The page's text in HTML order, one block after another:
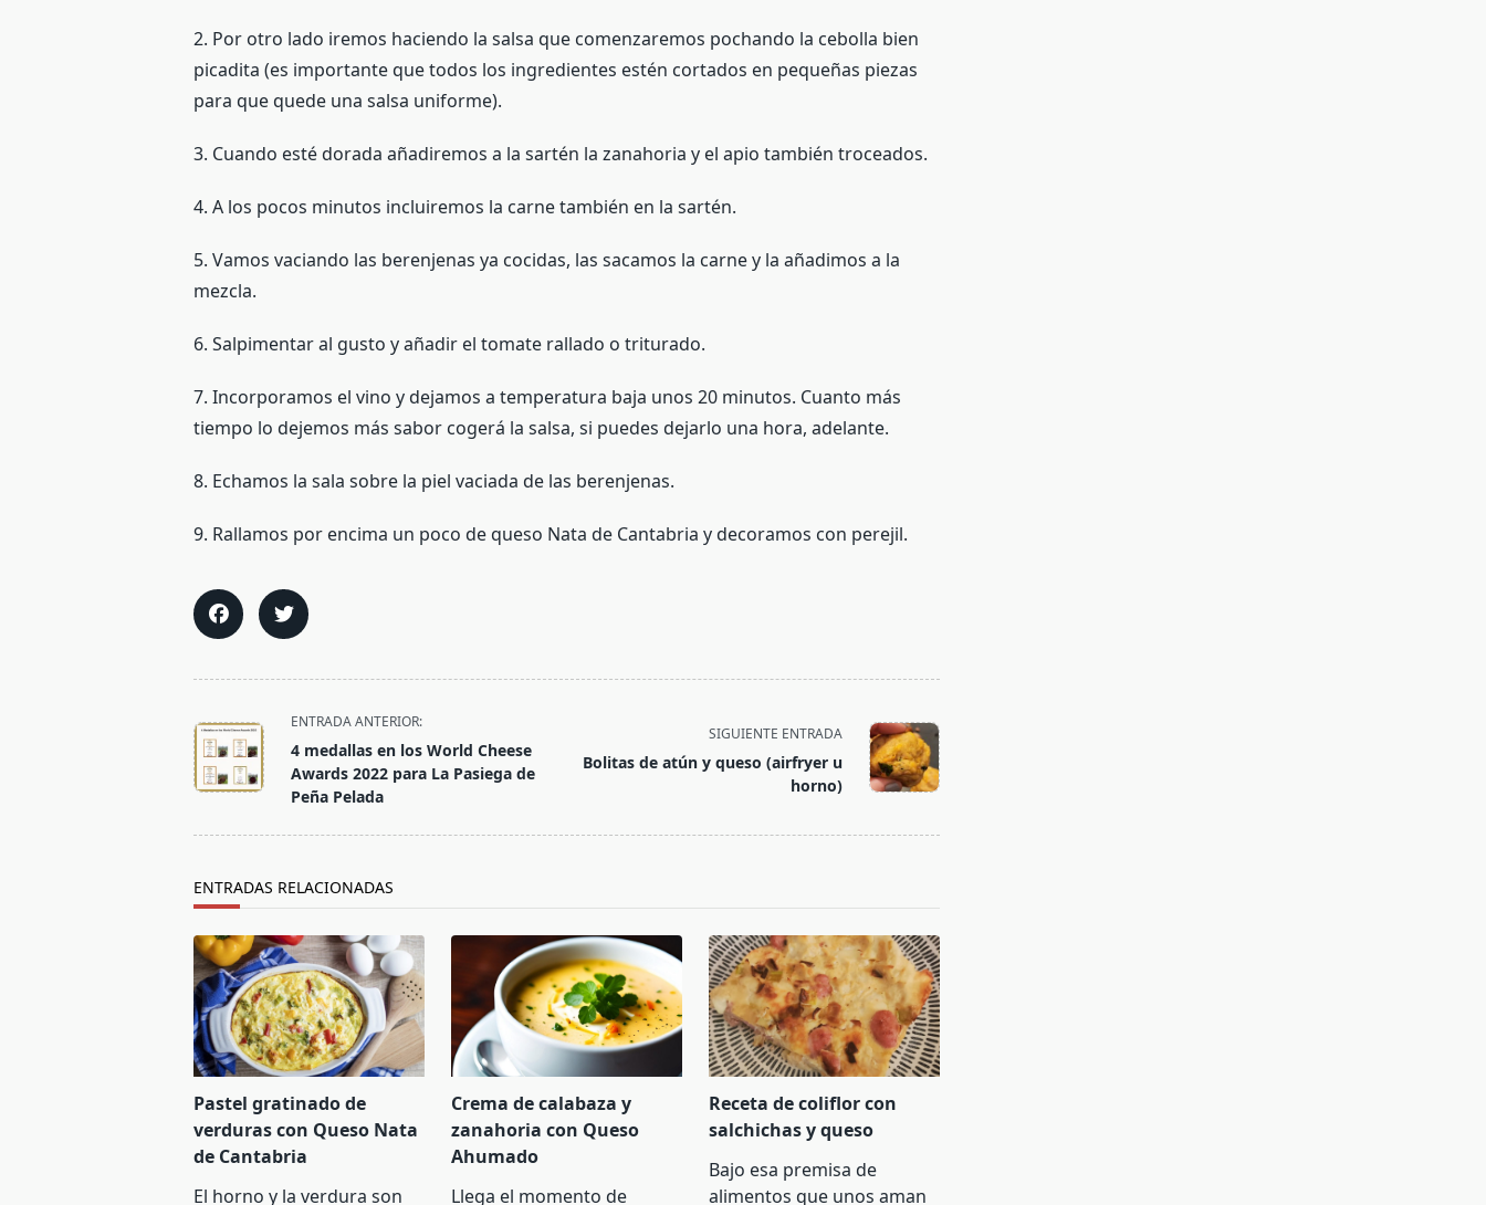
2. Por otro lado iremos haciendo la salsa que comenzaremos pochando la cebolla bien
picadita (es importante que todos los ingredientes estén cortados en pequeñas piezas
para que quede una salsa uniforme).
3. Cuando esté dorada añadiremos a la sartén la zanahoria y el apio también troceados.
4. A los pocos minutos incluiremos la carne también en la sartén.
5. Vamos vaciando las berenjenas ya cocidas, las sacamos la carne y la añadimos a la
mezcla.
6. Salpimentar al gusto y añadir el tomate rallado o triturado.
7. Incorporamos el vino y dejamos a temperatura baja unos 20 minutos. Cuanto más
tiempo lo dejemos más sabor cogerá la salsa, si puedes dejarlo una hora, adelante.
8. Echamos la sala sobre la piel vaciada de las berenjenas.
9. Rallamos por encima un poco de queso Nata de Cantabria y decoramos con perejil.
<span
class="nav-
subtitle
screen-
ENTRADA ANTERIOR:
4 medallas en los World Cheese
Awards 2022 para La Pasiega de
Peña Pelada
SIGUIENTE ENTRADA
Bolitas de atún y queso (airfryer u
horno)
ENTRADAS RELACIONADAS
Pastel gratinado de
verduras con Queso Nata
de Cantabria
El horno y la verdura son
Crema de calabaza y
zanahoria con Queso
Ahumado
Llega el momento de
Receta de coliflor con
salchichas y queso
Bajo esa premisa de
alimentos que unos aman